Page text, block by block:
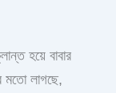
হয়ে বাবার
মতো লাগছে,